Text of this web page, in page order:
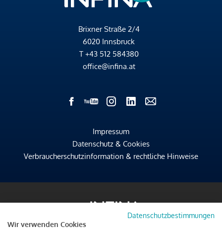
Brixner Straße 2/4
6020 Innsbruck
T +43 512 584380
office@infina.at
Impressum
Datenschutz & Cookies
Verbraucherschutzinformation & rechtliche Hinweise
Datenschutzbestimmungen
Wir verwenden Cookies